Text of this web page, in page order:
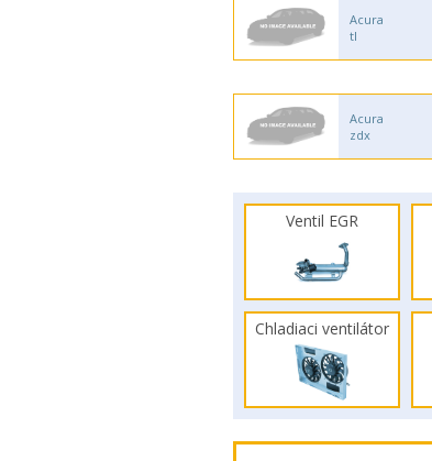
Acura
tl
Acura
zdx
Ventil EGR
Chladiaci ventilátor